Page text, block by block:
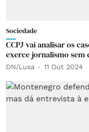
Sociedade
CCPJ vai analisar os
exerce jornalismo sem
DN/Lusa 11 Out 2024